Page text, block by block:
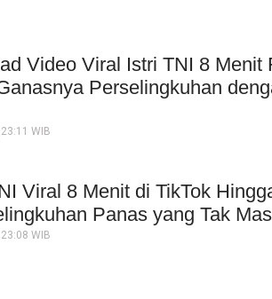
Video Viral Istri TNI 8 Menit
Perselingkuhan
WIB
Viral 8 Menit di TikTok
Panas yang Tak
WIB